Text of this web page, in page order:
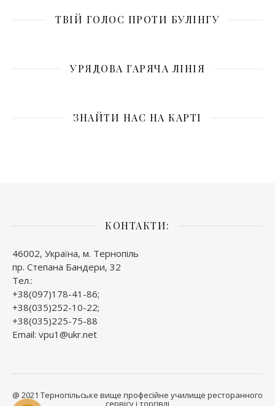
ТВІЙ ГОЛОС ПРОТИ БУЛІНГУ
УРЯДОВА ГАРЯЧА ЛІНІЯ
ЗНАЙТИ НАС НА КАРТІ
КОНТАКТИ:
46002, Україна, м. Тернопіль
пр. Степана Бандери, 32
Тел.:
+38(097)178-41-86;
+38(035)252-10-22;
+38(035)225-75-88
Email: vpu1@ukr.net
@ 2021 Тернопільське вище професійне училище ресторанного
сервісу і торгівлі